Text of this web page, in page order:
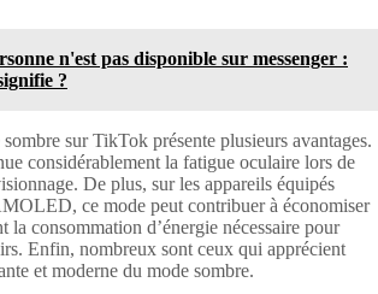
n'est pas disponible sur messenger :
?
sur TikTok présente plusieurs avantages.
considérablement la fatigue oculaire lors de
De plus, sur les appareils équipés
ce mode peut contribuer à économiser
la consommation d’énergie nécessaire pour
Enfin, nombreux sont ceux qui apprécient
et moderne du mode sombre.